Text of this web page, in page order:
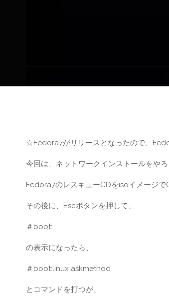
☆Fedora7がリリースとなったので、
今回は、ネットワークインストールをや
Fedora7のレスキューCDをisoイメージ
その後に、Escボタンを押して、
＃boot:
の表示になったら、
＃boot:linux askmethod
とコマンドを打つが、